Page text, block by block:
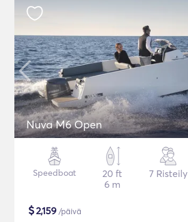
Nuva M6 Open
Speedboat
20 ft
6 m
7 Risteily
$2,159 /päivä